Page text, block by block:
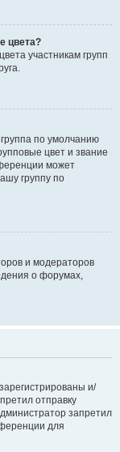
цвета?
участникам групп
по умолчанию
цвет и звание
может
группу по
и модераторов
о форумах,
и/
отправку
запретил
для